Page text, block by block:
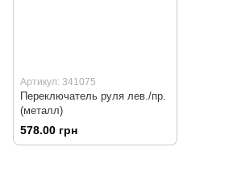
Артикул: 341075
Переключатель руля лев./пр.
(металл)
578.00 грн